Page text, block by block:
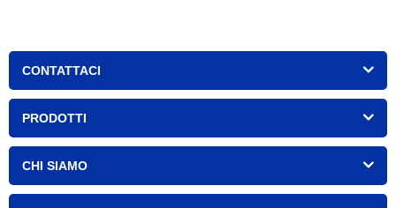
CONTATTACI
PRODOTTI
CHI SIAMO